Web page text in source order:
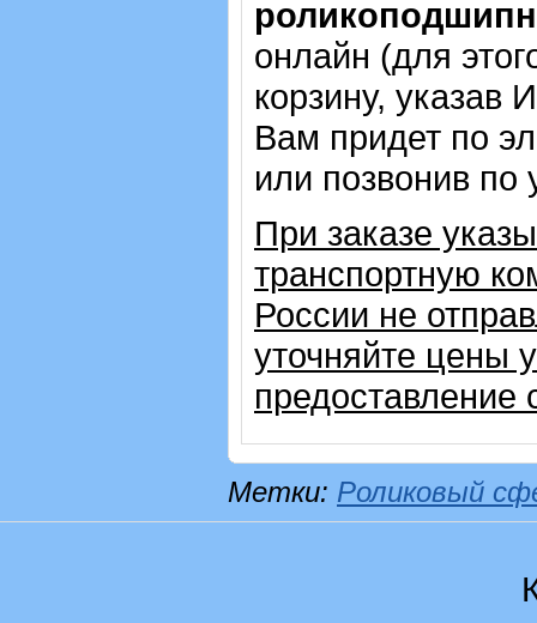
онлайн (для
корзину, указав
Вам придет по
или позвонив
При заказе
транспортную
России не
уточняйте цены
предоставление
Метки: Роликовый